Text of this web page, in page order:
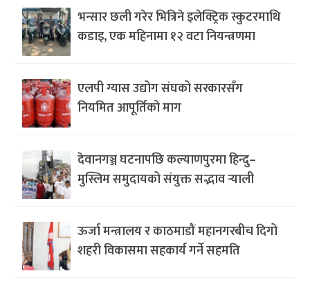
भन्सार छली गरेर भित्रिने इलेक्ट्रिक स्कुटरमाथि
कडाइ, एक महिनामा १२ वटा नियन्त्रणमा
एलपी ग्यास उद्योग संघको सरकारसँग
नियमित आपूर्तिको माग
देवानगञ्ज घटनापछि कल्याणपुरमा हिन्दु–
मुस्लिम समुदायको संयुक्त सद्भाव र्‍याली
ऊर्जा मन्त्रालय र काठमाडौं महानगरबीच दिगो
शहरी विकासमा सहकार्य गर्ने सहमति